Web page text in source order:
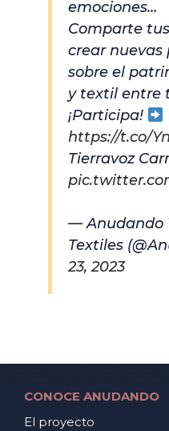
emociones…
Comparte
crear nuevas
sobre el
y textil entre
¡Participa!
https://t.co/
Tierravoz
— Anudando
Textiles
23, 2023
CONOCE ANUDANDO
El proyecto